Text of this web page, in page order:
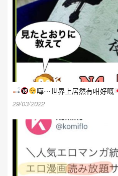
嘩⋯世界上居然有咁好嘅
29/03/2022